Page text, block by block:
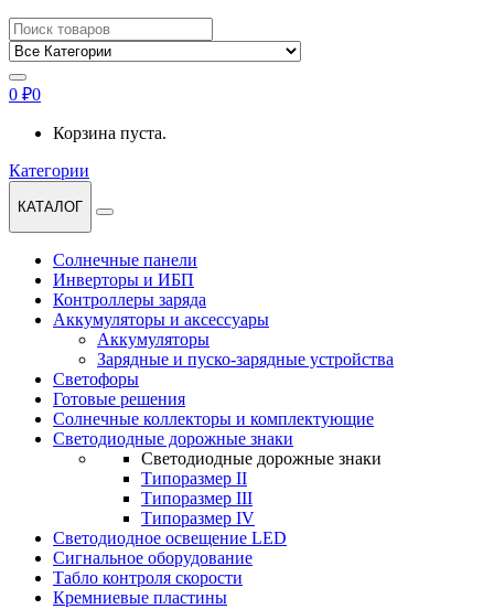
Найти:
0 ₽0
Корзина пуста.
Категории
КАТАЛОГ
Солнечные панели
Инверторы и ИБП
Контроллеры заряда
Аккумуляторы и аксессуары
Аккумуляторы
Зарядные и пуско-зарядные устройства
Светофоры
Готовые решения
Солнечные коллекторы и комплектующие
Светодиодные дорожные знаки
Светодиодные дорожные знаки
Типоразмер II
Типоразмер III
Типоразмер IV
Светодиодное освещение LED
Сигнальное оборудование
Табло контроля скорости
Кремниевые пластины